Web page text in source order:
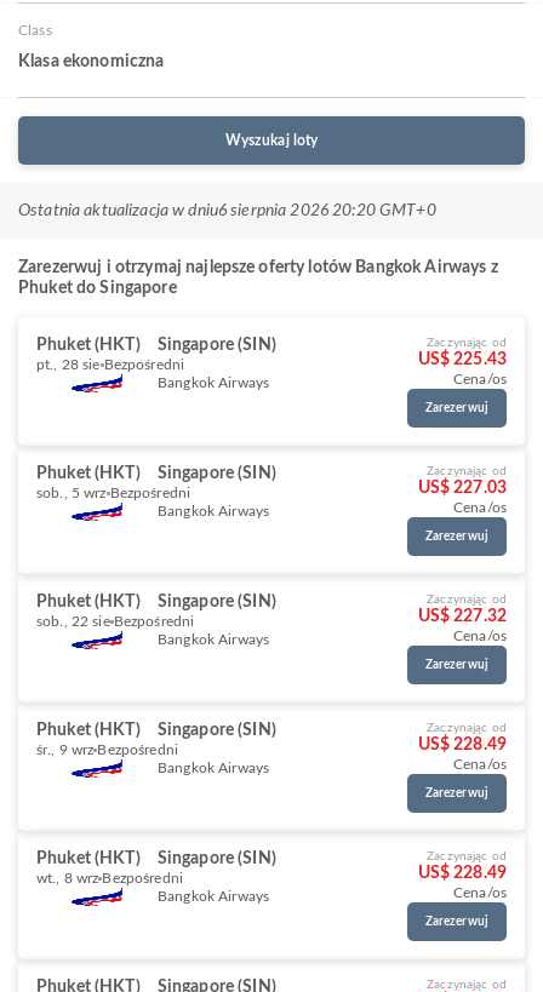
Class
Klasa ekonomiczna
Wyszukaj loty
Ostatnia aktualizacja w dniu6 sierpnia 2026 20:20 GMT+0
Zarezerwuj i otrzymaj najlepsze oferty lotów Bangkok Airways z
Phuket do Singapore
Phuket (HKT) Singapore (SIN)
pt., 28 sie Bezpośredni
Bangkok Airways
Zaczynając od
US$ 225.43
Cena/os
Zarezerwuj
Phuket (HKT) Singapore (SIN)
sob., 5 wrz Bezpośredni
Bangkok Airways
Zaczynając od
US$ 227.03
Cena/os
Zarezerwuj
Phuket (HKT) Singapore (SIN)
sob., 22 sie Bezpośredni
Bangkok Airways
Zaczynając od
US$ 227.32
Cena/os
Zarezerwuj
Phuket (HKT) Singapore (SIN)
śr., 9 wrz Bezpośredni
Bangkok Airways
Zaczynając od
US$ 228.49
Cena/os
Zarezerwuj
Phuket (HKT) Singapore (SIN)
wt., 8 wrz Bezpośredni
Bangkok Airways
Zaczynając od
US$ 228.49
Cena/os
Zarezerwuj
Phuket (HKT) Singapore (SIN) Zaczynając od